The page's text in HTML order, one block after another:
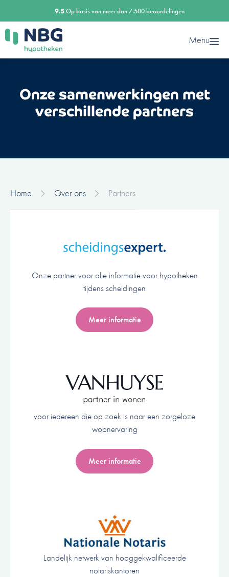
naar
de
inhoud
9.5Op basis van meer dan 7.500 beoordelingen
Menu
Onze samenwerkingen met
verschillende partners
Home Over ons Partners
Onze partner voor alle informatie voor hypotheken
tijdens scheidingen
Meer informatie
voor iedereen die op zoek is naar een zorgeloze
woonervaring
Meer informatie
Landelijk netwerk van hooggekwalificeerde
notariskantoren